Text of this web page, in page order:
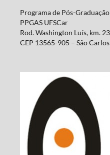
Programa de Pós-
PPGAS UFSCar
Rod. Washington Luís, km.
CEP 13565-905 – São